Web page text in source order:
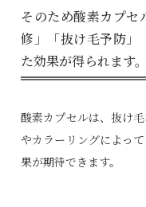
そのため酸素カプセ
修」「抜け毛予防」
た効果が得られます。
酸素カプセルは、抜け
やカラーリングによっ
果が期待できます。